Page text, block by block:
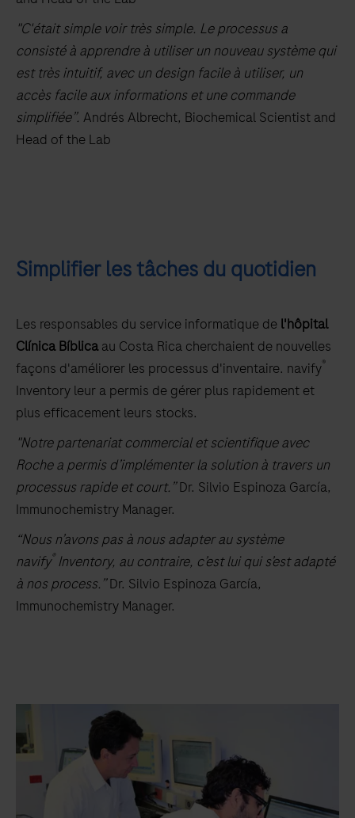
"C'était simple voir très simple. Le processus a
consisté à apprendre à utiliser un nouveau système qui
est très intuitif, avec un design facile à utiliser, un
accès facile aux informations et une commande
simplifiée”. Andrés Albrecht, Biochemical Scientist and
Head of the Lab
Simplifier les tâches du quotidien
Les responsables du service informatique de l'hôpital
Clínica Bíblicaau Costa Rica cherchaient de nouvelles
façons d'améliorer les processus d'inventaire. navify®
Inventory leur a permis de gérer plus rapidement et
plus efficacement leurs stocks.
"Notre partenariat commercial et scientifique avec
Roche a permis d’implémenter la solution à travers un
processus rapide et court.”Dr. Silvio Espinoza García,
Immunochemistry Manager.
“Nous n’avons pas à nous adapter au système
navify®Inventory, au contraire, c’est lui qui s’est adapté
à nos process.”Dr. Silvio Espinoza García,
Immunochemistry Manager.